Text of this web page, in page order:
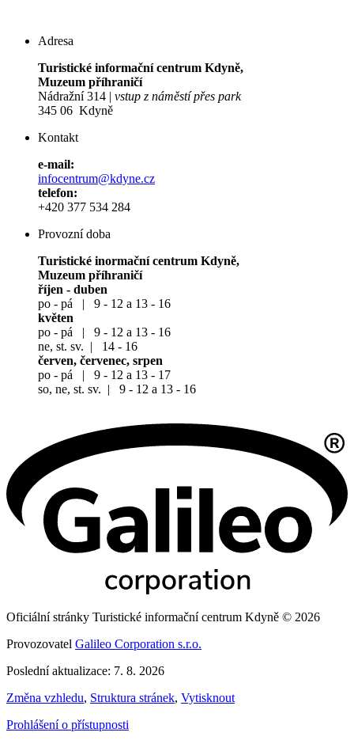
Adresa
Turistické informační centrum Kdyně,
Muzeum příhraničí
Nádražní 314 | vstup z náměstí přes park
345 06 Kdyně
Kontakt
e-mail:
infocentrum@kdyne.cz
telefon:
+420 377 534 284
Provozní doba
Turistické inormační centrum Kdyně,
Muzeum příhraničí
říjen - duben
po - pá | 9 - 12 a 13 - 16
květen
po - pá | 9 - 12 a 13 - 16
ne, st. sv. | 14 - 16
červen, červenec, srpen
po - pá | 9 - 12 a 13 - 17
so, ne, st. sv. | 9 - 12 a 13 - 16
Oficiální stránky Turistické informační centrum Kdyně © 2026
Provozovatel Galileo Corporation s.r.o.
Poslední aktualizace: 7. 8. 2026
Změna vzhledu, Struktura stránek, Vytisknout
Prohlášení o přístupnosti